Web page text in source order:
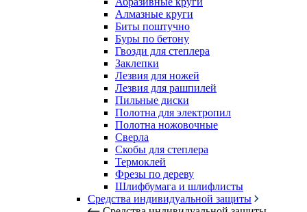
Алмазные круги
Биты поштучно
Буры по бетону
Гвозди для степлера
Заклепки
Лезвия для ножей
Лезвия для рашпилей
Пильные диски
Полотна для электропил
Полотна ножовочные
Сверла
Скобы для степлера
Термоклей
Фрезы по дереву
Шлифбумага и шлифлисты
Средства индивидуальной защиты